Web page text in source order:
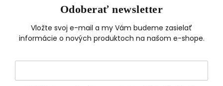
Odoberať newsletter
Vložte svoj e-mail a my Vám budeme zasielať
informácie o nových produktoch na našom e-shope.